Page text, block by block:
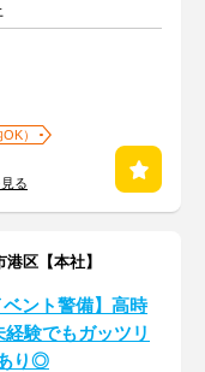
）
る
区【本社】
ベント警備】高時
験でもガッツリ
り◎